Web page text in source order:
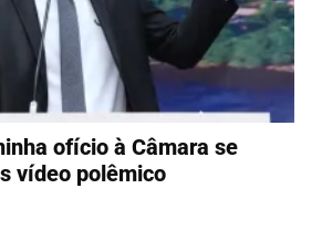
ofício à Câmara se
vídeo polêmico